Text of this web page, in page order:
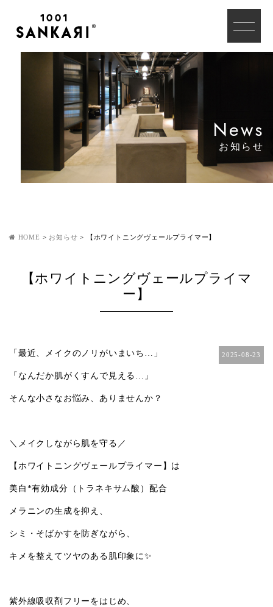
News
お知らせ
HOME > お知らせ > 【ホワイトニングヴェールプライマー】
【ホワイトニングヴェールプライマ
ー】
2025-08-23
「最近、メイクのノリがいまいち…」
「なんだか肌がくすんで見える…」
そんな小さなお悩み、ありませんか？
＼メイクしながら肌を守る／
【ホワイトニングヴェールプライマー】は
美白 *有効成分（トラネキサム酸）配合
メラニンの生成を抑え、
シミ・そばかすを防ぎながら、
キメを整えてツヤのある肌印象に✨
紫外線吸収剤フリーをはじめ、